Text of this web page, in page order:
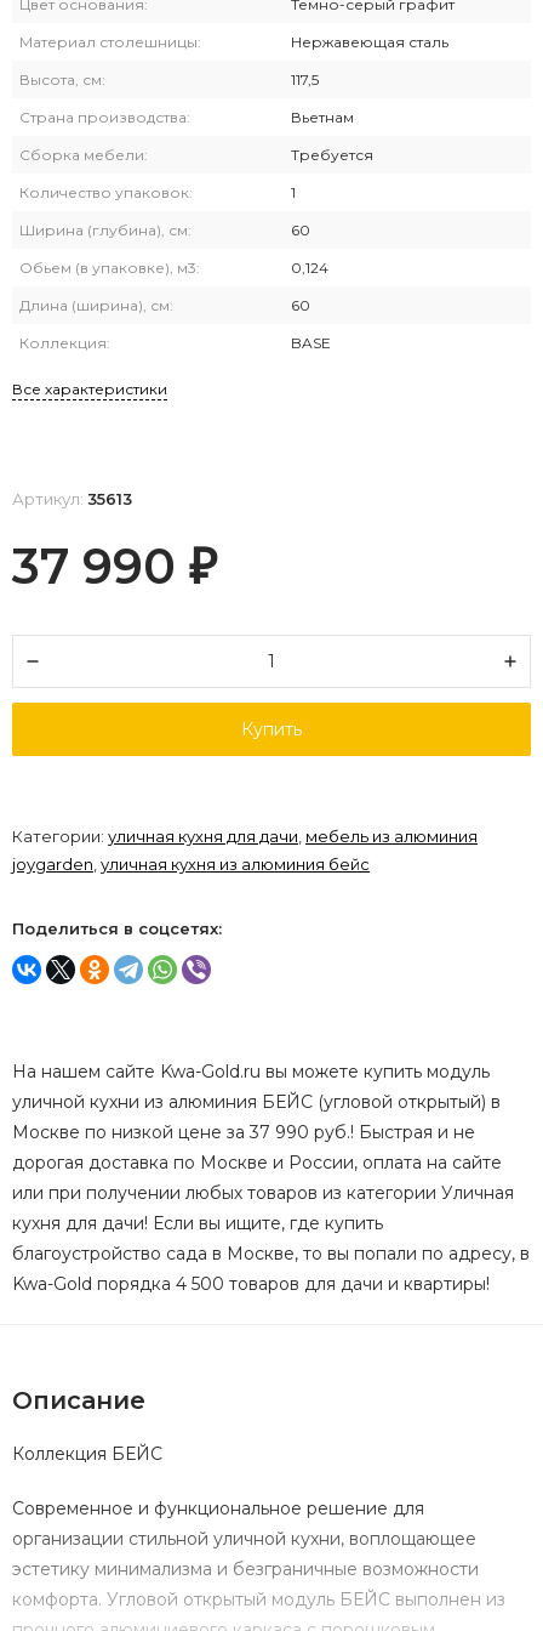
Цвет основания: Темно-серый графит
Материал столешницы: Нержавеющая сталь
Высота, см: 117,5
Страна производства: Вьетнам
Сборка мебели: Требуется
Количество упаковок: 1
Ширина (глубина), см: 60
Обьем (в упаковке), м3: 0,124
Длина (ширина), см: 60
Коллекция: BASE
Все характеристики
Артикул: 35613
37 990 ₽
Купить
Категории: уличная кухня для дачи, мебель из алюминия
joygarden,уличная кухня из алюминия бейс
Поделиться в соцсетях:
На нашем сайте Kwa-Gold.ru вы можете купить модуль
уличной кухни из алюминия БЕЙС (угловой открытый) в
Москве по низкой цене за 37 990 руб.! Быстрая и не
дорогая доставка по Москве и России, оплата на сайте
или при получении любых товаров из категории Уличная
кухня для дачи! Если вы ищите, где купить
благоустройство сада в Москве, то вы попали по адресу, в
Kwa-Gold порядка 4 500 товаров для дачи и квартиры!
Описание
Коллекция БЕЙС
Современное и функциональное решение для
организации стильной уличной кухни, воплощающее
эстетику минимализма и безграничные возможности
комфорта. Угловой открытый модуль БЕЙС выполнен из